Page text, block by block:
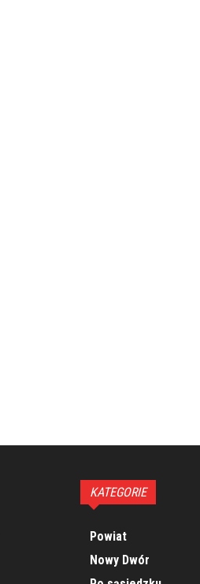
KATEGORIE
Powiat
Nowy Dwór